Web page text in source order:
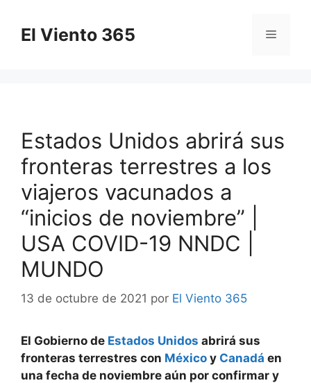
contenido
El Viento 365 Menú
Estados Unidos abrirá sus
fronteras terrestres a los
viajeros vacunados a
“inicios de noviembre” |
USA COVID-19 NNDC |
MUNDO
13 de octubre de 2021 por El Viento 365
El Gobierno de Estados Unidos abrirá sus
fronteras terrestres con México y Canadá en
una fecha de noviembre aún por confirmar y